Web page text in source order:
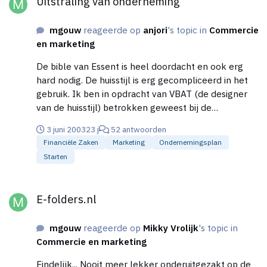
mgouw reageerde op anjori's topic in Commercie
en marketing
De bible van Essent is heel doordacht en ook erg
hard nodig. De huisstijl is erg gecompliceerd in het
gebruik. Ik ben in opdracht van VBAT (de designer
van de huisstijl) betrokken geweest bij de
wat voeten in de aarde gehad. Het kost echt even
moeite om je de stijl eigen te maken. Door het
kleurgebruik en de ronde vormpjes kan je het
ondernemer dan ook aanraden er bij het (laten)
dat de huisstijl ook nog in de praktijk gebruikt moet
kunnen worden zonder al te veel designer kennis...
Een prachtige (maar helaas niet meer relevante)
3 juni 200323 j 52 antwoorden
Financiële Zaken Marketing
Ondernemingsplan
Starten
E-folders.nl
mgouw reageerde op Mikky Vrolijk's topic in
Commercie en marketing
Eindelijk... Nooit meer lekker onderuitgezakt op de